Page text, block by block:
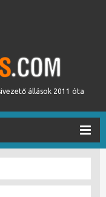
állások 2011 óta